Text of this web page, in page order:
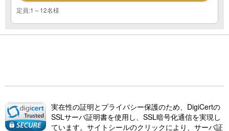
定員:1～12名様
実在性の証明とプライバシー保護のため、DigiCertの
SSLサーバ証明書を使用し、SSL暗号化通信を実現し
ています。サイトシールのクリックにより、サーバ証